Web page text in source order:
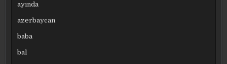
ayında
azerbaycan
baba
bal